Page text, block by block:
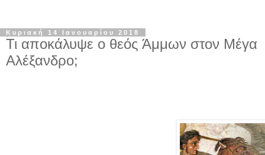
Κυριακή 14 Ιανουαρίου 2018
Τι αποκάλυψε ο θεός Άμμων στον Μέγα
Αλέξανδρο;